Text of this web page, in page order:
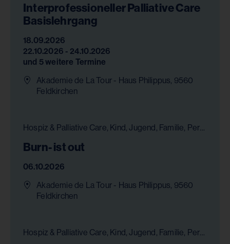
Interprofessioneller Palliative Care
Basislehrgang
18.09.2026
22.10.2026 - 24.10.2026
und 5 weitere Termine
Akademie de La Tour - Haus Philippus, 9560
Feldkirchen
Hospiz & Palliative Care, Kind, Jugend, Familie, Persönlichkeitsentwicklung, Bildung, Gesundheit & Pflege, Chancengleichheit
Burn- ist out
06.10.2026
Akademie de La Tour - Haus Philippus, 9560
Feldkirchen
Hospiz & Palliative Care, Kind, Jugend, Familie, Persönlichkeitsentwicklung, Gesundheit & Pflege, Chancengleichheit